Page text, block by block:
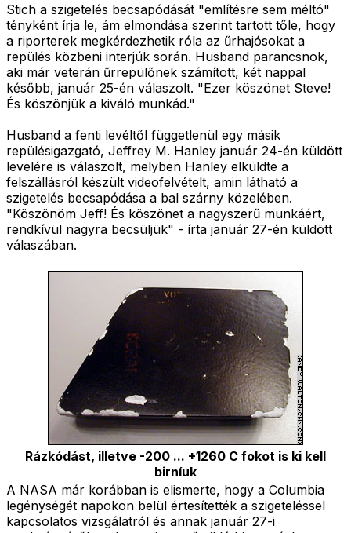
Stich a szigetelés becsapódását "említésre sem méltó"
tényként írja le, ám elmondása szerint tartott tőle, hogy
a riporterek megkérdezhetik róla az űrhajósokat a
repülés közbeni interjúk során. Husband parancsnok,
aki már veterán űrrepülőnek számított, két nappal
később, január 25-én válaszolt. "Ezer köszönet Steve!
És köszönjük a kiváló munkád."
Husband a fenti levéltől függetlenül egy másik
repülésigazgató, Jeffrey M. Hanley január 24-én küldött
levelére is válaszolt, melyben Hanley elküldte a
felszállásról készült videofelvételt, amin látható a
szigetelés becsapódása a bal szárny közelében.
"Köszönöm Jeff! És köszönet a nagyszerű munkáért,
rendkívül nagyra becsüljük" - írta január 27-én küldött
válaszában.
Rázkódást, illetve -200 ... +1260 C fokot is ki kell
birníuk
A NASA már korábban is elismerte, hogy a Columbia
legénységét napokon belül értesítették a szigeteléssel
kapcsolatos vizsgálatról és annak január 27-i